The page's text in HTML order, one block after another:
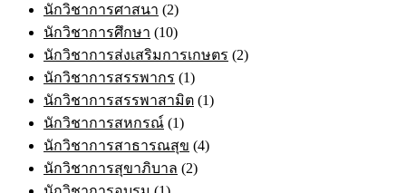
นักวิชาการศาสนา (2)
นักวิชาการศึกษา (10)
นักวิชาการส่งเสริมการเกษตร (2)
นักวิชาการสรรพากร (1)
นักวิชาการสรรพาสามิต (1)
นักวิชาการสหกรณ์ (1)
นักวิชาการสาธารณสุข (4)
นักวิชาการสุขาภิบาล (2)